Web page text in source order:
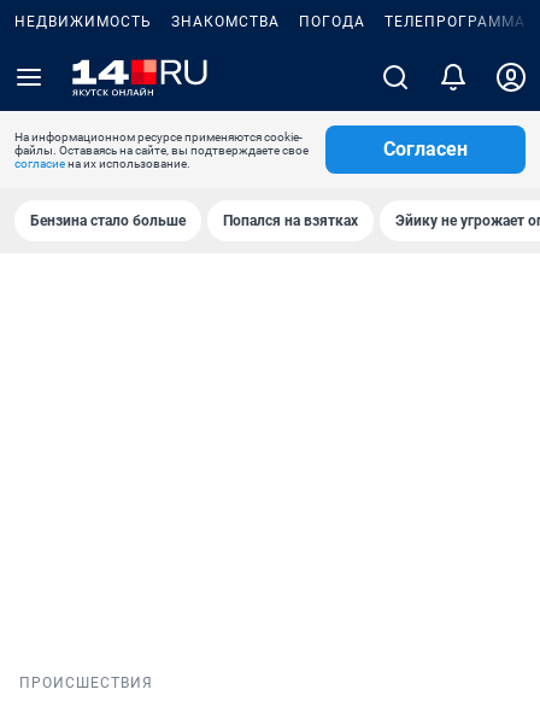
НЕДВИЖИМОСТЬ ЗНАКОМСТВА ПОГОДА ТЕЛЕПРОГРАММА
На информационном ресурсе применяются cookie-
файлы. Оставаясь на сайте, вы подтверждаете свое
согласиена их использование.
Согласен
Бензина стало больше Попался на взятках Эйику не угрожает
ПРОИСШЕСТВИЯ